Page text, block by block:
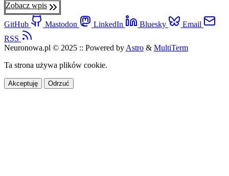
Zobacz wpis
GitHub Mastodon LinkedIn Bluesky
Email
RSS
Neuronowa.pl © 2025 :: Powered by Astro & MultiTerm
Ta strona używa plików cookie.
Akceptuję Odrzuć